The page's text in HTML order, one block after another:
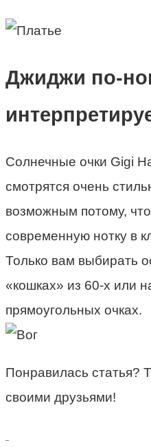
Джиджи по-
Солнечные очки Gigi
смотрятся очень
возможным потому,
современную нотку в
Только вам выбирать
«кошках» из 60-х или
прямоугольных очках.
Понравилась статья?
своими друзьями!